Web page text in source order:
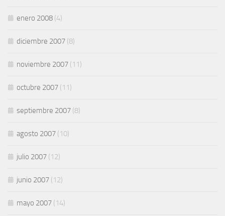
enero 2008 (4)
diciembre 2007 (8)
noviembre 2007 (11)
octubre 2007 (11)
septiembre 2007 (8)
agosto 2007 (10)
julio 2007 (12)
junio 2007 (12)
mayo 2007 (14)